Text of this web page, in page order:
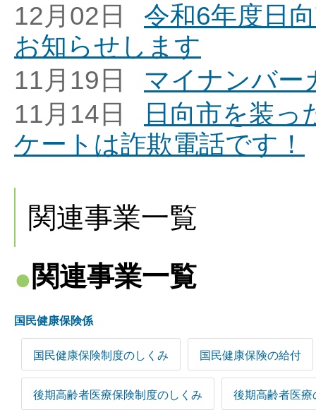
12月02日
令和6年度日
お知らせします
11月19日
マイナンバー
11月14日
日向市を装っ
ケートは詐欺電話です！
関連事業一覧
関連事業一覧
国民健康保険係
国民健康保険制度のしくみ 国民健康保険の給付
後期高齢者医療保険制度のしくみ 後期高齢者医療